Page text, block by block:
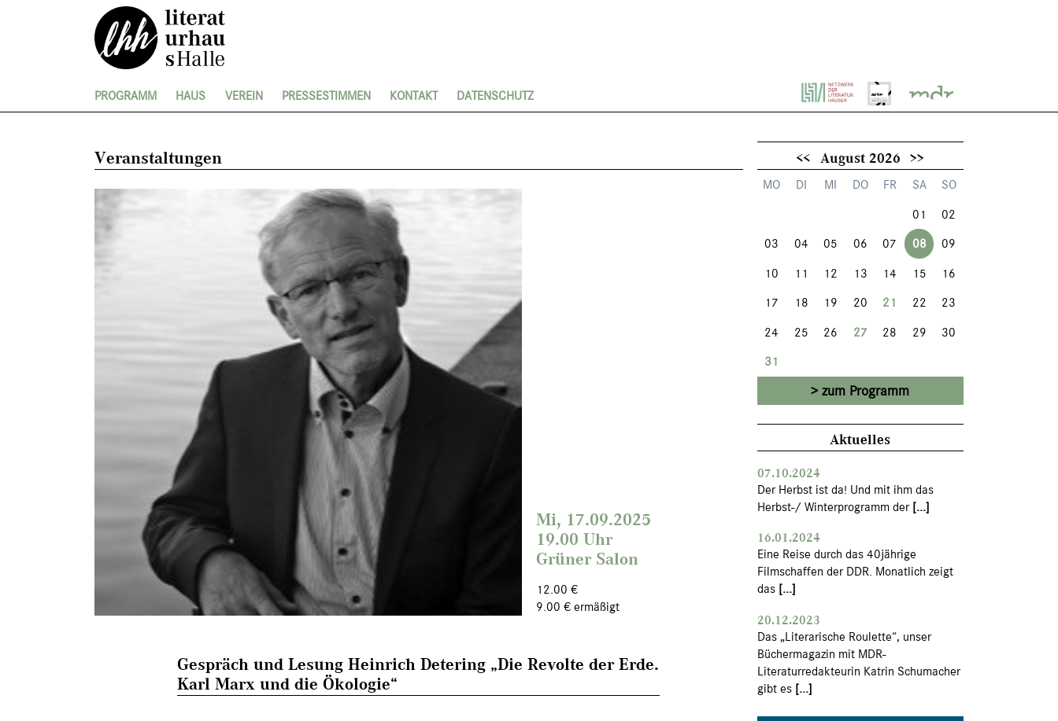
PROGRAMM HAUS VEREIN PRESSESTIMMEN KONTAKT DATENSCHUTZ
Veranstaltungen
Mi, 17.09.2025
19.00 Uhr
Grüner Salon
12.00 €
9.00 € ermäßigt
Gespräch und Lesung Heinrich Detering „Die Revolte der Erde.
Karl Marx und die Ökologie“
<< August 2026 >>
MO DI MI DO FR SA
SO
01
02
03
04 05 06 07 08
09
10
11 12 13 14 15
16
17
18 19 20 21 22
23
24
25 26 27 28 29
30
31
zum Programm
Aktuelles
07.10.2024
Der Herbst ist da! Und mit ihm das
Herbst-/ Winterprogramm der [...]
16.01.2024
Eine Reise durch das 40jährige
Filmschaffen der DDR. Monatlich zeigt
das [...]
20.12.2023
Das „Literarische Roulette“, unser
Büchermagazin mit MDR-
Literaturredakteurin Katrin Schumacher
gibt es [...]